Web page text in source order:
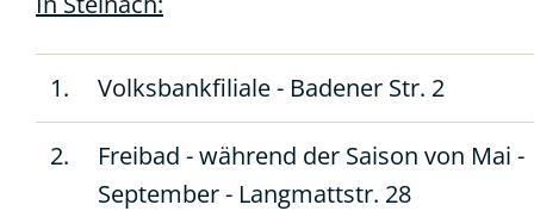
1. Volksbankfiliale - Badener Str. 2
2.
Freibad - während der Saison von Mai -
September - Langmattstr. 28